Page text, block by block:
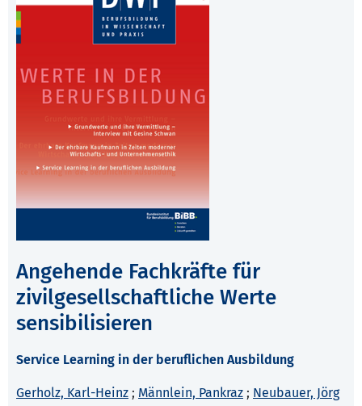
Angehende Fachkräfte für
zivilgesellschaftliche Werte
sensibilisieren
Service Learning in der beruflichen Ausbildung
Gerholz, Karl-Heinz ; Männlein, Pankraz ; Neubauer, Jörg